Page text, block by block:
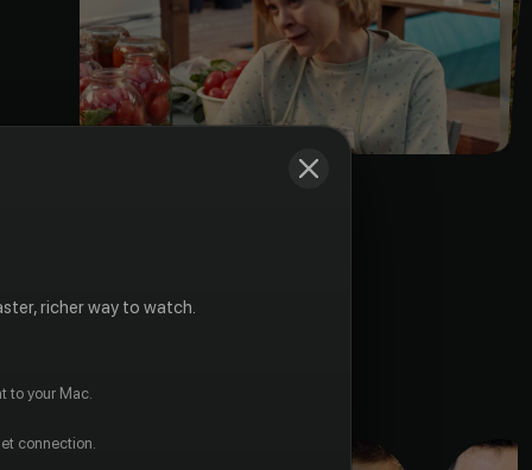
richer way to watch.
to your Mac.
connection.